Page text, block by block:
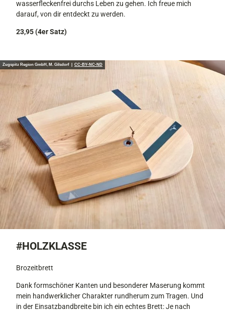
wasserfleckenfrei durchs Leben zu gehen. Ich freue mich
darauf, von dir entdeckt zu werden.
23,95 (4er Satz)
Zugspitz Region GmbH, M. Gilsdorf | CC-BY-NC-ND
#HOLZKLASSE
Brozeitbrett
Dank formschöner Kanten und besonderer Maserung kommt
mein handwerklicher Charakter rundherum zum Tragen. Und
in der Einsatzbandbreite bin ich ein echtes Brett: Je nach